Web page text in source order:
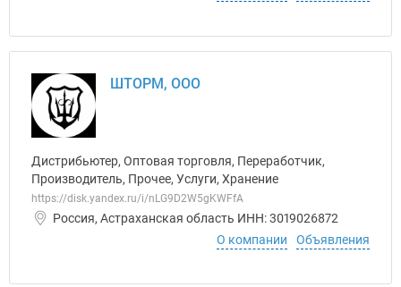
ШТОРМ, ООО
Дистрибьютер, Оптовая торговля, Переработчик,
Производитель, Прочее, Услуги, Хранение
https://disk.yandex.ru/i/nLG9D2W5gKWFfA
Россия, Астраханская область ИНН: 3019026872
О компании
Объявления